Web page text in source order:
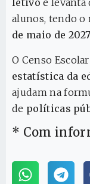
letivoe levanta
alunos, tendo o
de maio de 2027
O Censo
estatística da
ajudam na
de políticas
* Com